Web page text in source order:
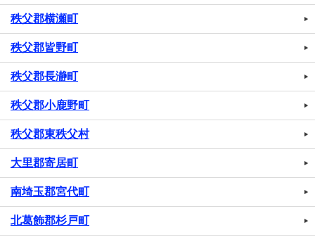
秩父郡横瀬町
秩父郡皆野町
秩父郡長瀞町
秩父郡小鹿野町
秩父郡東秩父村
大里郡寄居町
南埼玉郡宮代町
北葛飾郡杉戸町